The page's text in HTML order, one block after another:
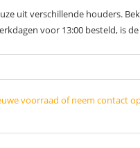
uit verschillende houders.
voor 13:00 besteld, is
voorraad of neem contact